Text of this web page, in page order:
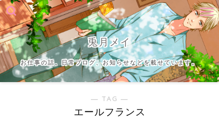
兎月メイ
お仕事の話、日常ブログ、お知らせなどを載せています。
― TAG ―
エールフランス